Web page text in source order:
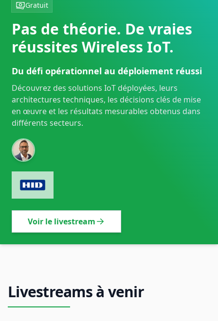
Gratuit
Pas de théorie. De vraies
réussites Wireless IoT.
Du défi opérationnel au déploiement réussi
Découvrez des solutions IoT déployées, leurs
architectures techniques, les décisions clés de mise
en œuvre et les résultats mesurables obtenus dans
différents secteurs.
Voir le livestream
Livestreams à venir